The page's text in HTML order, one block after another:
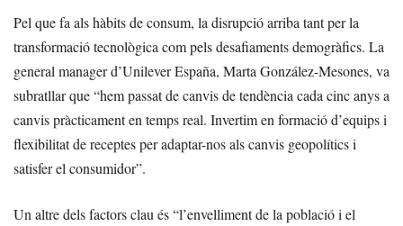
Pel que fa als hàbits de consum, la disrupció arriba tant per la
transformació tecnològica com pels desafiaments demogràfics. La
general manager d’Unilever España, Marta González-Mesones, va
subratllar que “hem passat de canvis de tendència cada cinc anys a
canvis pràcticament en temps real. Invertim en formació d’equips i
flexibilitat de receptes per adaptar-nos als canvis geopolítics i
satisfer el consumidor”.
Un altre dels factors clau és “l’envelliment de la població i el